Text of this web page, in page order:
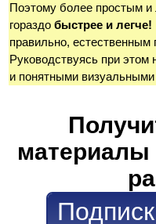
Поэтому более простым
гораздо быстрее и легче!
правильно, естественным
Руководствуясь при
и понятными
материалы